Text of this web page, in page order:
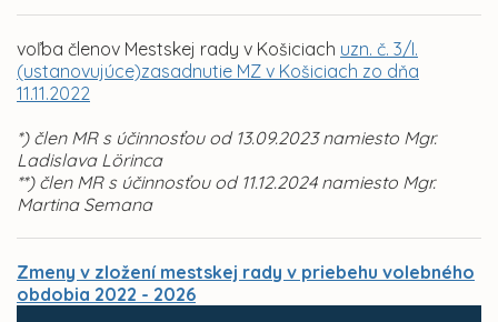
voľba členov Mestskej rady v Košiciach uzn. č. 3/I.
(ustanovujúce)zasadnutie MZ v Košiciach zo dňa
11.11.2022
*) člen MR s účinnosťou od 13.09.2023 namiesto Mgr.
Ladislava Lörinca
**) člen MR s účinnosťou od 11.12.2024 namiesto Mgr.
Martina Semana
Zmeny v zložení mestskej rady v priebehu volebného
obdobia 2022 - 2026